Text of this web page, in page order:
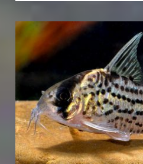
Schwartzi
Panzerwels
–
Hoplisoma
(Corydoras)
Schwartzi